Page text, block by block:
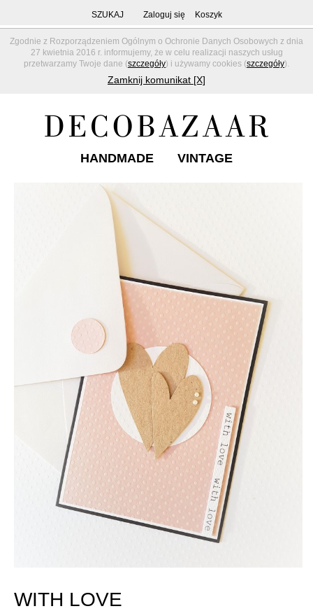
Zgodnie z Rozporządzeniem Ogólnym o Ochronie Danych Osobowych z dnia
27 kwietnia 2016 r. informujemy, że w celu realizacji naszych usług
przetwarzamy Twoje dane (szczegóły) i używamy cookies (szczegóły).
Zamknij komunikat [X]
SZUKAJ Zaloguj się Koszyk
HANDMADE VINTAGE
WITH LOVE